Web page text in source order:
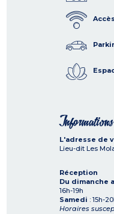
L'adresse de
Lieu-dit Les
Réception
Du dimanche
16h-19h
Samedi : 15h-
Horaires